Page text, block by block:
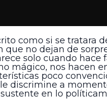
como si se tratara
no dejan de
solo cuando
mágico, nos hacen
poco
discrimine a
en lo